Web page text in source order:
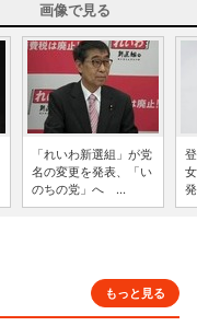
画像で見る
「れいわ新選組」が党
名の変更を発表、「い
のちの党」へ ...
もっと見る